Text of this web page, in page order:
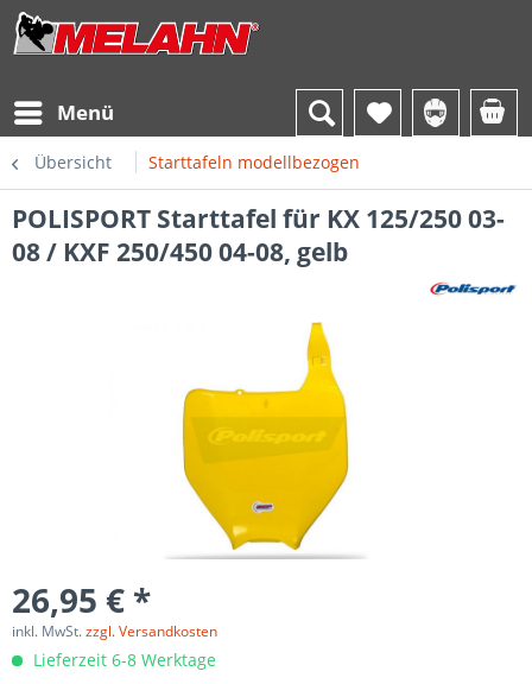
Menü
Übersicht Starttafeln modellbezogen
POLISPORT Starttafel für KX 125/250 03-
08 / KXF 250/450 04-08, gelb
26,95 € *
inkl. MwSt.zzgl. Versandkosten
Lieferzeit 6-8 Werktage